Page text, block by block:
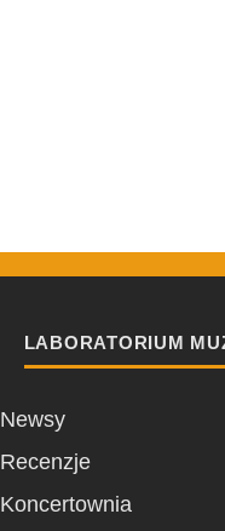
LABORATORIUM
Newsy
Recenzje
Koncertownia